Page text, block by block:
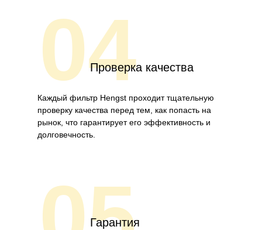
04Проверка качества
Каждый фильтр Hengst проходит тщательную
проверку качества перед тем, как попасть на
рынок, что гарантирует его эффективность и
долговечность.
Гарантия